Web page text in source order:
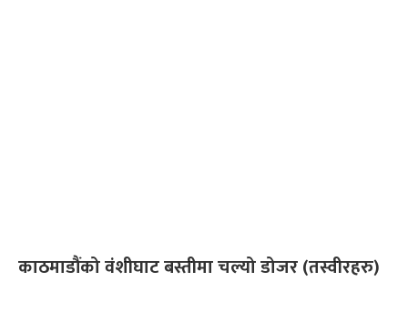
काठमाडौंको वंशीघाट बस्तीमा चल्यो डोजर (तस्वीरहरु)